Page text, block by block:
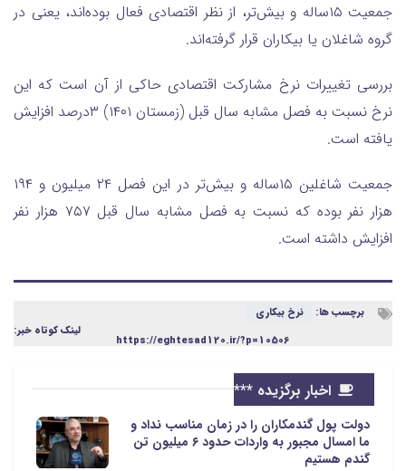
جمعیت ۱۵ساله و بیش‌تر، از نظر اقتصادی فعال بوده‌اند، یعنی در
گروه شاغلان یا بیکاران قرار گرفته‌اند.
بررسی تغییرات نرخ مشارکت اقتصادی حاکی از آن است که این
نرخ نسبت به فصل مشابه سال قبل (زمستان ۱۴۰۱) ۳درصد افزایش
یافته است.
جمعیت شاغلین ۱۵ساله و بیش‌تر در این فصل ۲۴ میلیون و ۱۹۴
هزار نفر بوده که نسبت به فصل مشابه سال قبل ۷۵۷ هزار نفر
افزایش داشته است.
برچسب ها:
نرخ بیکاری
لینک کوتاه خبر:
https://eghtesad120.ir/?p=10506
اخبار برگزیده ***
دولت پول گندمکاران را در زمان مناسب نداد و
ما امسال مجبور به واردات حدود ۶ میلیون تن
گندم هستیم